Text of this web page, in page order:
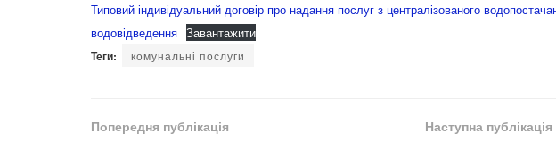
Типовий індивідуальний договір про надання послуг з централізованого
водовідведення Завантажити
Теги: комунальні послуги
Попередня публікація Наступна публікація